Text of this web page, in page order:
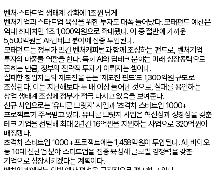
벤처·스타트업 생태계 강화에 1조원 넘게
벤처기업과 스타트업 육성을 위한 투자도 대폭 늘어났다. 모태펀드 예산은
역대 최대치인 1조 1,000억원으로 확대됐다. 이 중 절반에 가까운
5,500억원은 AI·딥테크 분야에 집중 투입된다.
모태펀드는 정부가 민간 벤처캐피털과 함께 조성하는 펀드로, 벤처기업
투자의 마중물 역할을 한다. 특히 AI와 딥테크 분야는 미래 성장동력으로
꼽히는 만큼, 정부의 전략적 투자가 이뤄지는 셈이다.
실패한 창업자들의 재도전을 돕는 '재도전 펀드'도 1,300억원 규모로
조성된다. 이는 지난해보다 두 배 이상 늘어난 것으로, 실패를 용인하는
창업 생태계 조성에 정부가 적극 나서고 있음을 보여준다.
신규 사업으로는 '유니콘 브릿지' 사업과 '초격차 스타트업 1000+
프로젝트'가 주목받고 있다. 유니콘 브릿지 사업은 혁신성과 성장성을 갖춘
테크 기업을 선발해 최대 2년간 16억원을 지원하는 사업으로 320억원이
배정됐다.
초격차 스타트업 1000+ 프로젝트에는 1,458억원이 투입된다. AI, 바이오
등 10대 신산업 분야 스타트업을 집중 육성해 글로벌 경쟁력을 갖춘
기업으로 성장시키겠다는 계획이다.